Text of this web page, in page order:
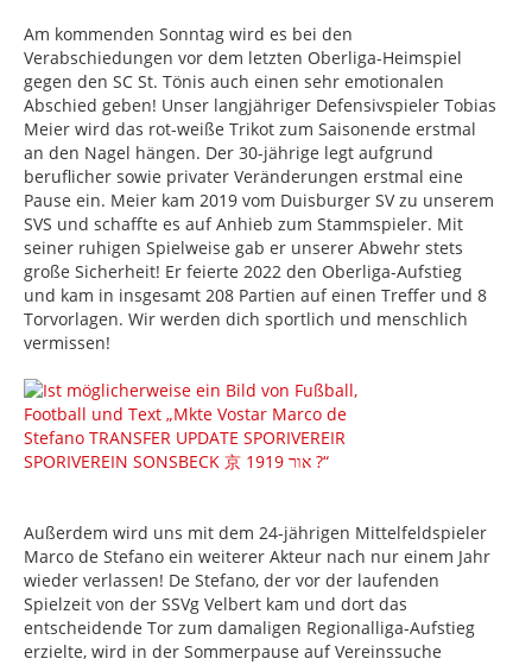
Am kommenden Sonntag wird es bei den
Verabschiedungen vor dem letzten Oberliga-Heimspiel
gegen den SC St. Tönis auch einen sehr emotionalen
Abschied geben! Unser langjähriger Defensivspieler Tobias
Meier wird das rot-weiße Trikot zum Saisonende erstmal
an den Nagel hängen. Der 30-jährige legt aufgrund
beruflicher sowie privater Veränderungen erstmal eine
Pause ein. Meier kam 2019 vom Duisburger SV zu unserem
SVS und schaffte es auf Anhieb zum Stammspieler. Mit
seiner ruhigen Spielweise gab er unserer Abwehr stets
große Sicherheit! Er feierte 2022 den Oberliga-Aufstieg
und kam in insgesamt 208 Partien auf einen Treffer und 8
Torvorlagen. Wir werden dich sportlich und menschlich
vermissen!
Außerdem wird uns mit dem 24-jährigen Mittelfeldspieler
Marco de Stefano ein weiterer Akteur nach nur einem Jahr
wieder verlassen! De Stefano, der vor der laufenden
Spielzeit von der SSVg Velbert kam und dort das
entscheidende Tor zum damaligen Regionalliga-Aufstieg
erzielte, wird in der Sommerpause auf Vereinssuche